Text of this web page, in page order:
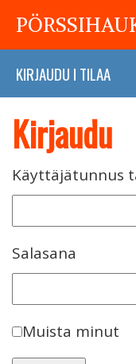
KIRJAUDU I TILAA
Kirjaudu
Käyttäjätunnus
Salasana
Muista minut